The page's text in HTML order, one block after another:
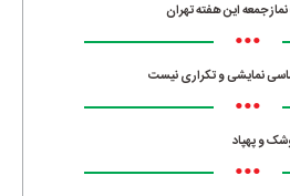
جمعه این هفته تهران
•••
نمایشی و تکراری نیست
•••
و پهپاد
•••